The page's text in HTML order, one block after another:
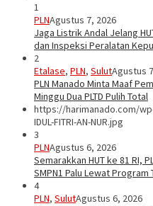
1
PLNAgustus 7, 2026
Jaga Listrik Andal Jelang
dan Inspeksi Peralatan
2
Etalase, PLN, SulutAgustus
PLN Manado Minta Maaf
Minggu Dua PLTD Pulih Total
https://harimanado.com/
IDUL-FITRI-AN-NUR.jpg
3
PLNAgustus 6, 2026
Semarakkan HUT ke 81 RI,
SMPN1 Palu Lewat Program
4
PLN, SulutAgustus 6, 2026